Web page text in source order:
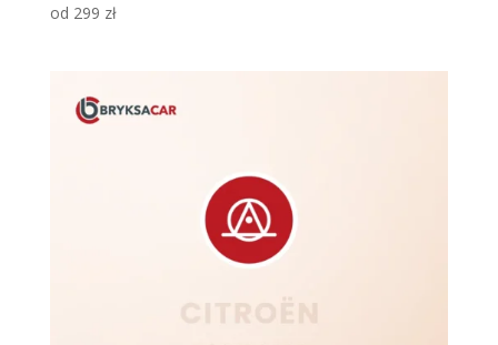
od 299 zł